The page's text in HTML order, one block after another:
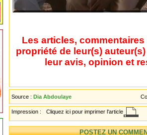
Les articles,
propriété de leur(s)
leur avis, opinion et
Source : Dia Abdoulaye
Impression : Cliquez ici pour imprimer l'article
POSTEZ UN